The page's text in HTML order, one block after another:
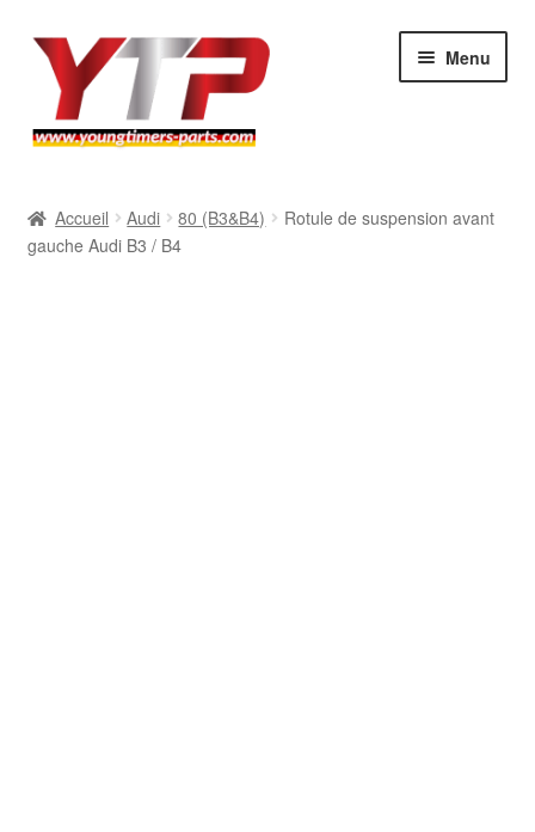
Aller
navigation
Aller
contenu
Menu
BMW
Accueil Audi 80 (B3&B4)
Rotule de suspension avant
gauche Audi B3 / B4